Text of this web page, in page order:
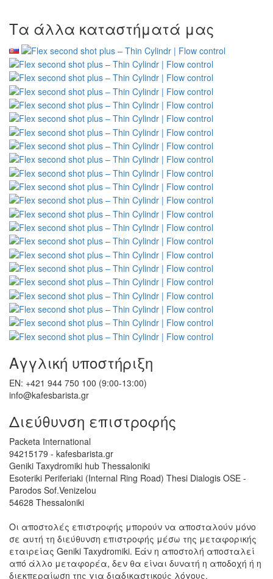
Τα άλλα καταστήματά μας
Αγγλική υποστήριξη
EN: +421 944 750 100 (9:00-13:00)
info@kafesbarista.gr
Διεύθυνση επιστροφής
Packeta International
94215179 - kafesbarista.gr
Geniki Taxydromiki hub Thessaloniki
Esoteriki Periferiaki (Internal Ring Road) Thesi Dialogis OSE -
Parodos Sof.Venizelou
54628 Thessaloniki
Οι αποστολές επιστροφής μπορούν να αποσταλούν μόνο
σε αυτή τη διεύθυνση επιστροφής μέσω της μεταφορικής
εταιρείας Geniki Taxydromiki. Εάν η αποστολή αποσταλεί
από άλλο μεταφορέα, δεν θα είναι δυνατή η αποδοχή ή η
διεκπεραίωση της για διαδικαστικούς λόγους.